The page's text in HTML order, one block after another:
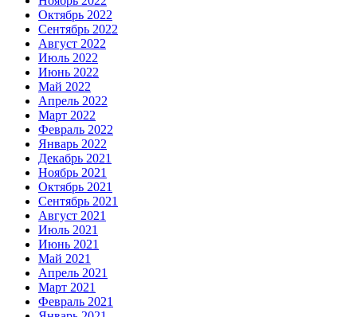
Октябрь 2022
Сентябрь 2022
Август 2022
Июль 2022
Июнь 2022
Май 2022
Апрель 2022
Март 2022
Февраль 2022
Январь 2022
Декабрь 2021
Ноябрь 2021
Октябрь 2021
Сентябрь 2021
Август 2021
Июль 2021
Июнь 2021
Май 2021
Апрель 2021
Март 2021
Февраль 2021